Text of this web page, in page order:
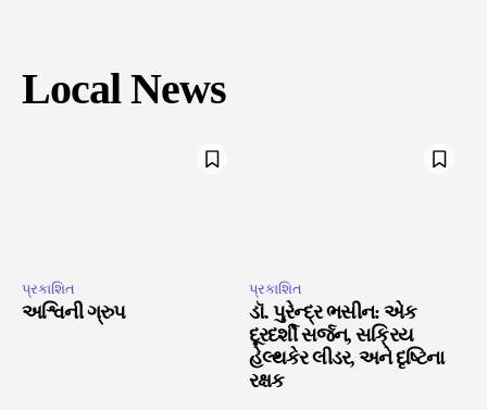
Local News
પ્રકાશિત
અશ્વિની ગ્રુપ
પ્રકાશિત
ડૉ. પુરેન્દ્ર ભસીન: એક
દૂરદર્શી સર્જન, સક્રિય
હેલ્થકેર લીડર, અને દૃષ્ટિના
રક્ષક